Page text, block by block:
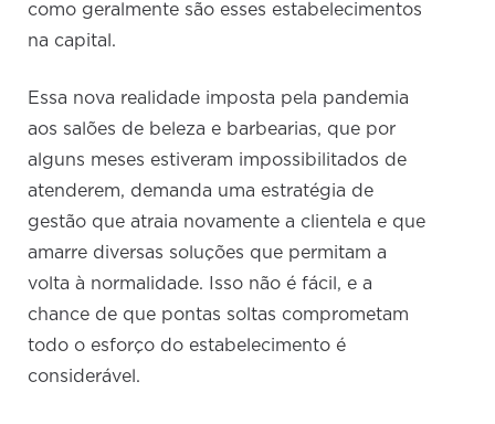
como geralmente são esses estabelecimentos
na capital.
Essa nova realidade imposta pela pandemia
aos salões de beleza e barbearias, que por
alguns meses estiveram impossibilitados de
atenderem, demanda uma estratégia de
gestão que atraia novamente a clientela e que
amarre diversas soluções que permitam a
volta à normalidade. Isso não é fácil, e a
chance de que pontas soltas comprometam
todo o esforço do estabelecimento é
considerável.